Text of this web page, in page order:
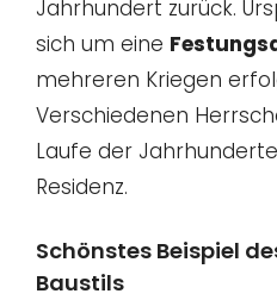
Jahrhundert zurück.
sich um eine
mehreren Kriegen
Verschiedenen
Laufe der
Residenz.
Schönstes Beispiel
Baustils